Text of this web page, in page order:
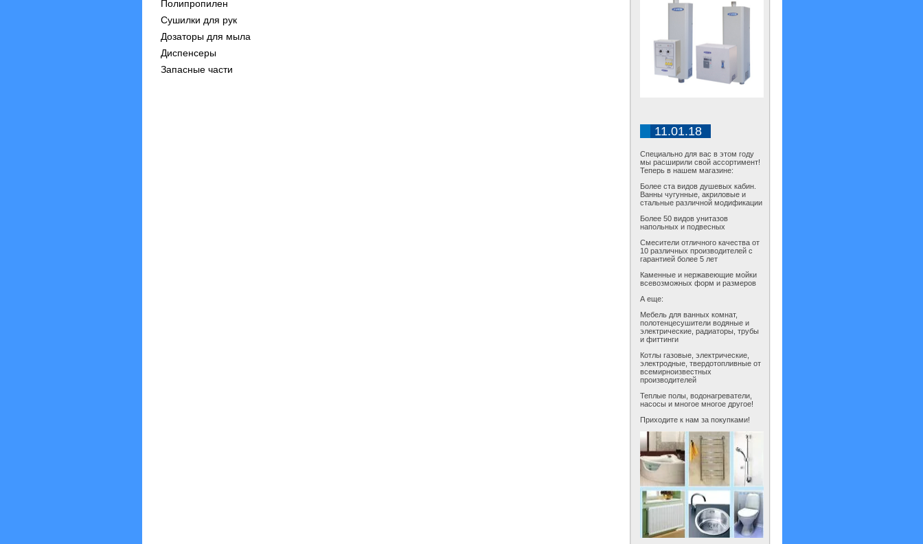
Полипропилен
Сушилки для рук
Дозаторы для мыла
Диспенсеры
Запасные части
11.01.18
Специально для вас в этом году
мы расширили свой ассортимент!
Теперь в нашем магазине:
Более ста видов душевых кабин.
Ванны чугунные, акриловые и
стальные различной модификации
Более 50 видов унитазов
напольных и подвесных
Смесители отличного качества от
10 различных производителей с
гарантией более 5 лет
Каменные и нержавеющие мойки
всевозможных форм и размеров
А еще:
Мебель для ванных комнат,
полотенцесушители водяные и
электрические, радиаторы, трубы
и фиттинги
Котлы газовые, электрические,
электродные, твердотопливные от
всемирноизвестных
производителей
Теплые полы, водонагреватели,
насосы и многое многое другое!
Приходите к нам за покупками!